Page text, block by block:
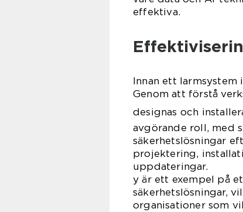
effektiva.
Innan ett larmsystem
Genom att förstå
designas och
avgörande roll, med
säkerhetslösningar
projektering,
y är ett exempel på
säkerhetslösningar,
organisationer som